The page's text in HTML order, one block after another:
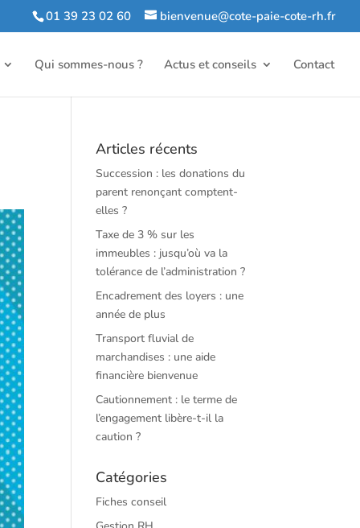
01 39 23 02 60 bienvenue@cote-paie-cote-rh.fr
Qui sommes-nous ? Actus et conseils Contact
Articles récents
Succession : les donations du
parent renonçant comptent-
elles ?
Taxe de 3 % sur les
immeubles : jusqu’où va la
tolérance de l’administration ?
Encadrement des loyers : une
année de plus
Transport fluvial de
marchandises : une aide
financière bienvenue
Cautionnement : le terme de
l’engagement libère-t-il la
caution ?
Catégories
Fiches conseil